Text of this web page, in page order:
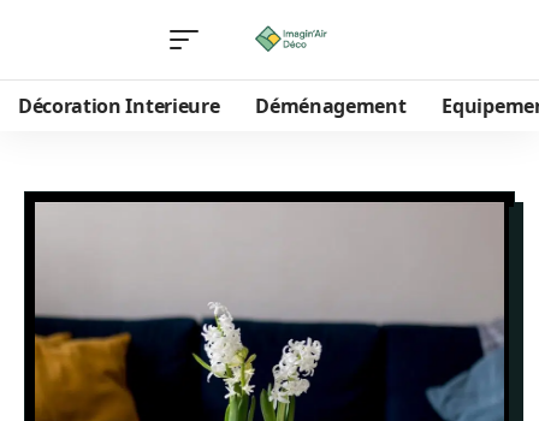
Décoration Interieure Déménagement